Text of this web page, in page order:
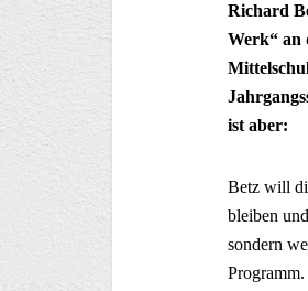
Richard
Werk“ an
ist aber:
Betz will
bleiben
sondern